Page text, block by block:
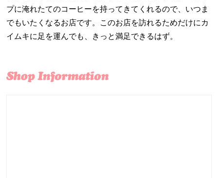
プに淹れたてのコーヒーを持ってきてくれるので、いつま
でもいたくなるお店です。このお店を訪れるためだけにカ
イムキに足を運んでも、きっと満足できるはず。